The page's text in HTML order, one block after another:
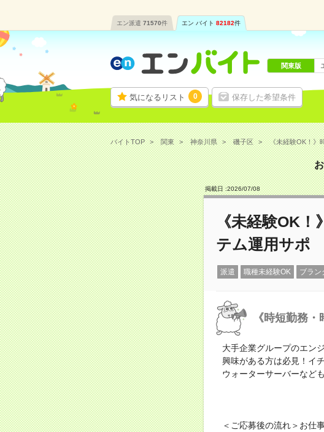
エン派遣 71570件 エン バイト 82182件
気になるリスト 0 保存した希望条件
関東版
バイトTOP 関東 神奈川県 磯子区 《未経験OK！》
掲載日 :2026/07/08
《未経験OK
テム運用サポ
派遣 職種未経験OK ブラン
《時短勤務
大手企業グループのエン
興味がある方は必見！イ
ウォーターサーバーなど
＜ご応募後の流れ＞お仕